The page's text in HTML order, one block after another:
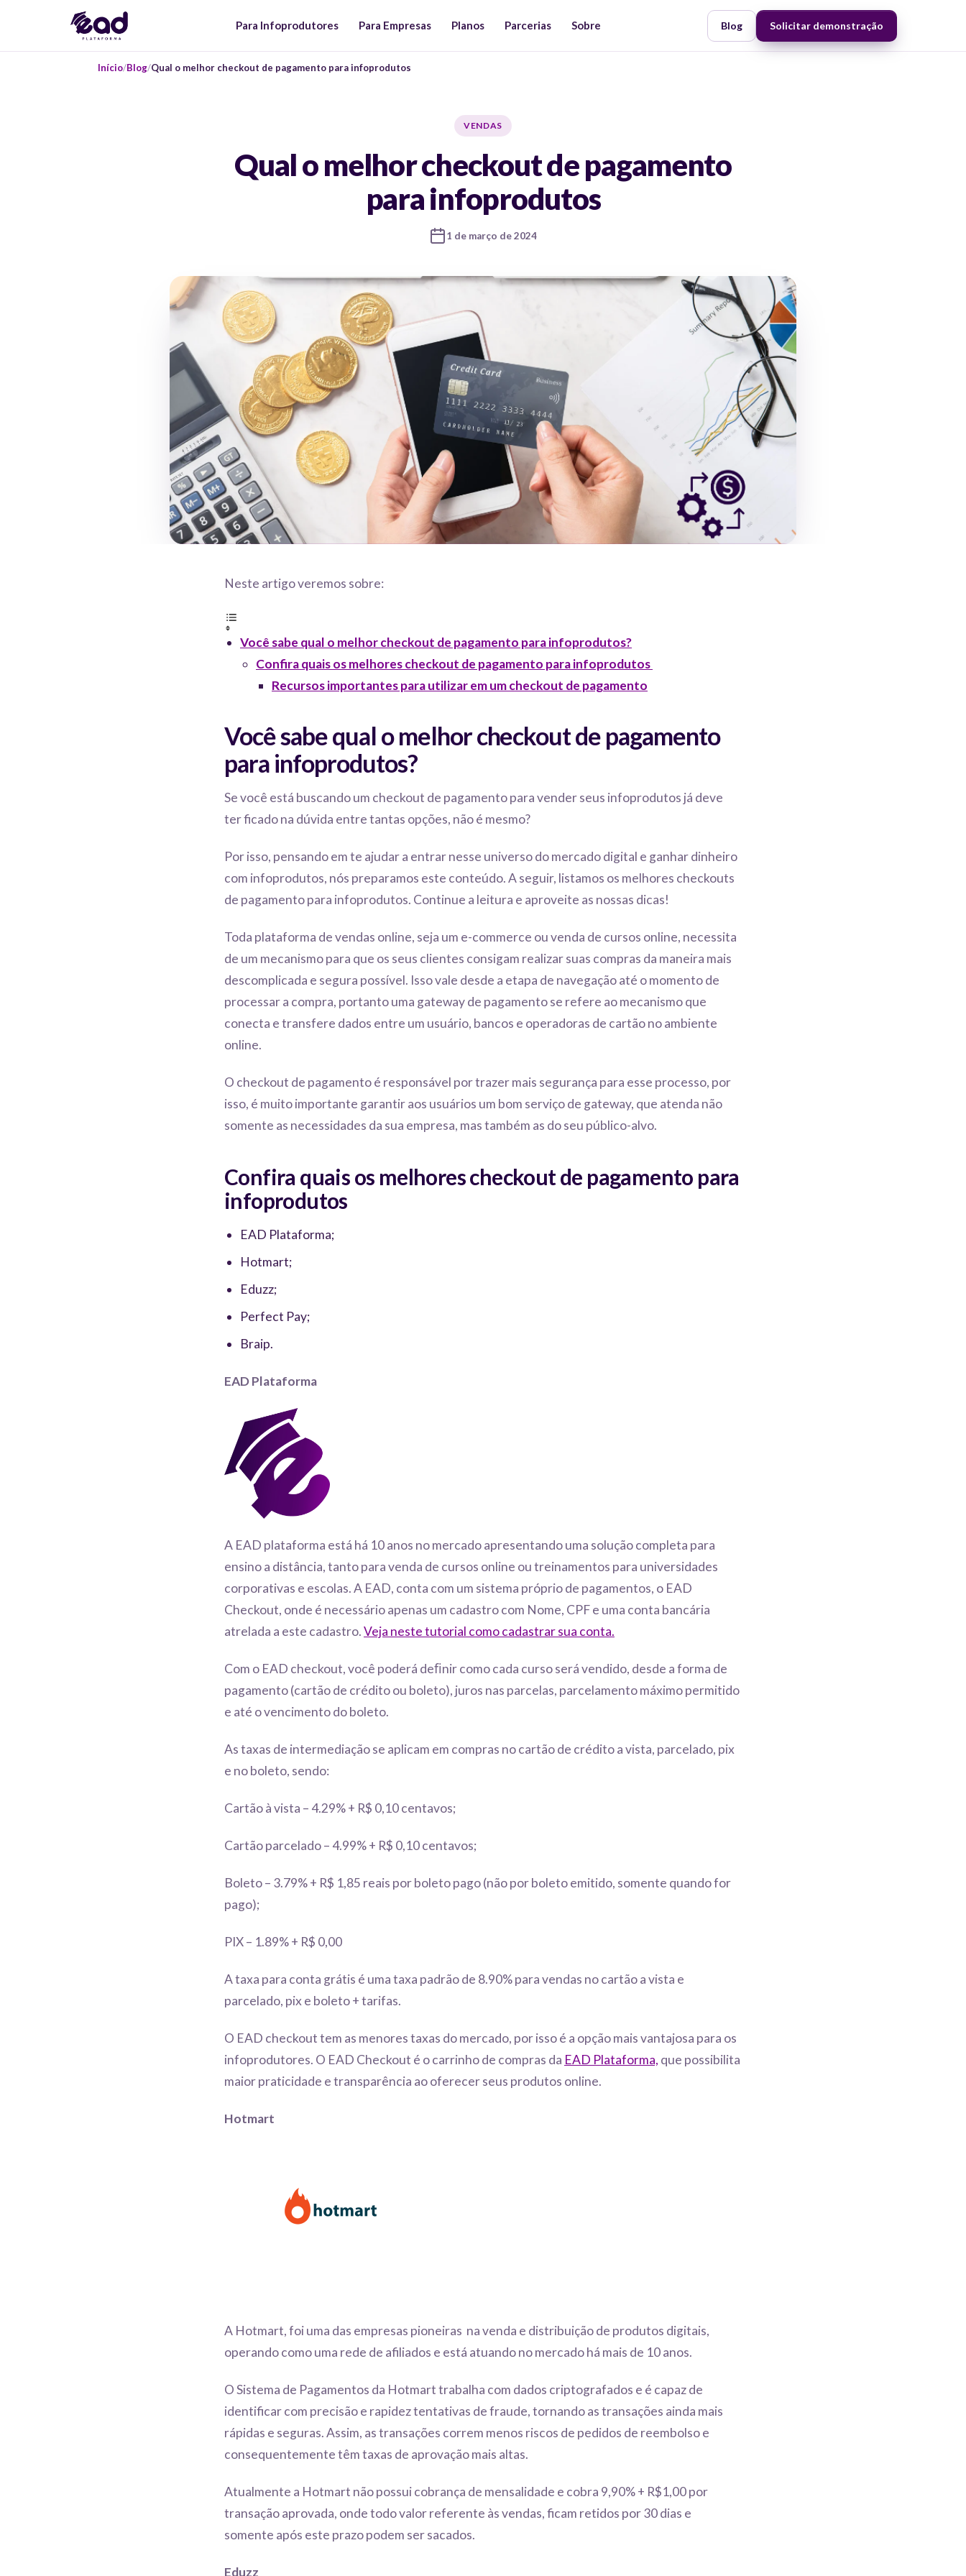
Para Infoprodutores Para Empresas Planos Parcerias Sobre Blog Solicitar demonstração
Início Blog Qual o melhor checkout de pagamento para infoprodutos
VENDAS
Qual o melhor checkout de pagamento
para infoprodutos
1 de março de 2024
Neste artigo veremos sobre:
Você sabe qual o melhor checkout de pagamento para infoprodutos?
Confira quais os melhores checkout de pagamento para infoprodutos
Recursos importantes para utilizar em um checkout de pagamento
Você sabe qual o melhor checkout de pagamento
para infoprodutos?
Se você está buscando um checkout de pagamento para vender seus infoprodutos já deve
ter ficado na dúvida entre tantas opções, não é mesmo?
Por isso, pensando em te ajudar a entrar nesse universo do mercado digital e ganhar dinheiro
com infoprodutos, nós preparamos este conteúdo.A seguir, listamos os melhores checkouts
de pagamento para infoprodutos. Continue a leitura e aproveite as nossas dicas!
Toda plataforma de vendas online, seja um e-commerce ou venda de cursos online, necessita
de um mecanismo para que os seus clientes consigam realizar suas compras da maneira mais
descomplicada e segura possível. Isso vale desde a etapa de navegação até o momento de
processar a compra, portanto uma gateway de pagamento se refere ao mecanismo que
conecta e transfere dados entre um usuário, bancos e operadoras de cartão no ambiente
online.
O checkout de pagamento é responsável por trazer mais segurança para esse processo, por
isso, é muito importante garantir aos usuários um bom serviço de gateway, que atenda não
somente as necessidades da sua empresa, mas também as do seu público-alvo.
Confira quais os melhores checkout de pagamento para
infoprodutos
EAD Plataforma;
Hotmart;
Eduzz;
Perfect Pay;
Braip.
EAD Plataforma
A EAD plataforma está há 10 anos no mercado apresentando uma solução completa para
ensino a distância, tanto para venda de cursos online ou treinamentos para universidades
corporativas e escolas. A EAD, conta com um sistema próprio de pagamentos, o EAD
Checkout, onde é necessário apenas um cadastro com Nome, CPF e uma conta bancária
atrelada a este cadastro.Veja neste tutorial como cadastrar sua conta.
Com o EAD checkout, você poderá deﬁnir como cada curso será vendido, desde a forma de
pagamento (cartão de crédito ou boleto), juros nas parcelas, parcelamento máximo permitido
e até o vencimento do boleto.
As taxas de intermediação se aplicam em compras no cartão de crédito a vista, parcelado, pix
e no boleto, sendo:
Cartão à vista – 4.29% + R$ 0,10 centavos;
Cartão parcelado – 4.99% + R$ 0,10 centavos;
Boleto – 3.79% + R$ 1,85 reais por boleto pago (não por boleto emitido, somente quando for
pago);
PIX – 1.89% + R$ 0,00
A taxa para conta grátis é uma taxa padrão de 8.90% para vendas no cartão a vista e
parcelado, pix e boleto + tarifas.
O EAD checkout tem as menores taxas do mercado, por isso é a opção mais vantajosa para os
infoprodutores. O EAD Checkout é o carrinho de compras da EAD Plataforma, que possibilita
maior praticidade e transparência ao oferecer seus produtos online.
Hotmart
A Hotmart, foi uma das empresas pioneiras na venda e distribuição de produtos digitais,
operando como uma rede de afiliados e está atuando no mercado há mais de 10 anos.
O Sistema de Pagamentos da Hotmart trabalha com dados criptografados e é capaz de
identificar com precisão e rapidez tentativas de fraude, tornando as transações ainda mais
rápidas e seguras. Assim, as transações correm menos riscos de pedidos de reembolso e
consequentemente têm taxas de aprovação mais altas.
Atualmente a Hotmart não possui cobrança de mensalidade e cobra 9,90% + R$1,00 por
transação aprovada, onde todo valor referente às vendas, ficam retidos por 30 dias e
somente após este prazo podem ser sacados.
Eduzz